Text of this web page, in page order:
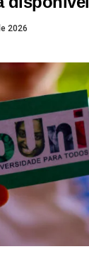
2026